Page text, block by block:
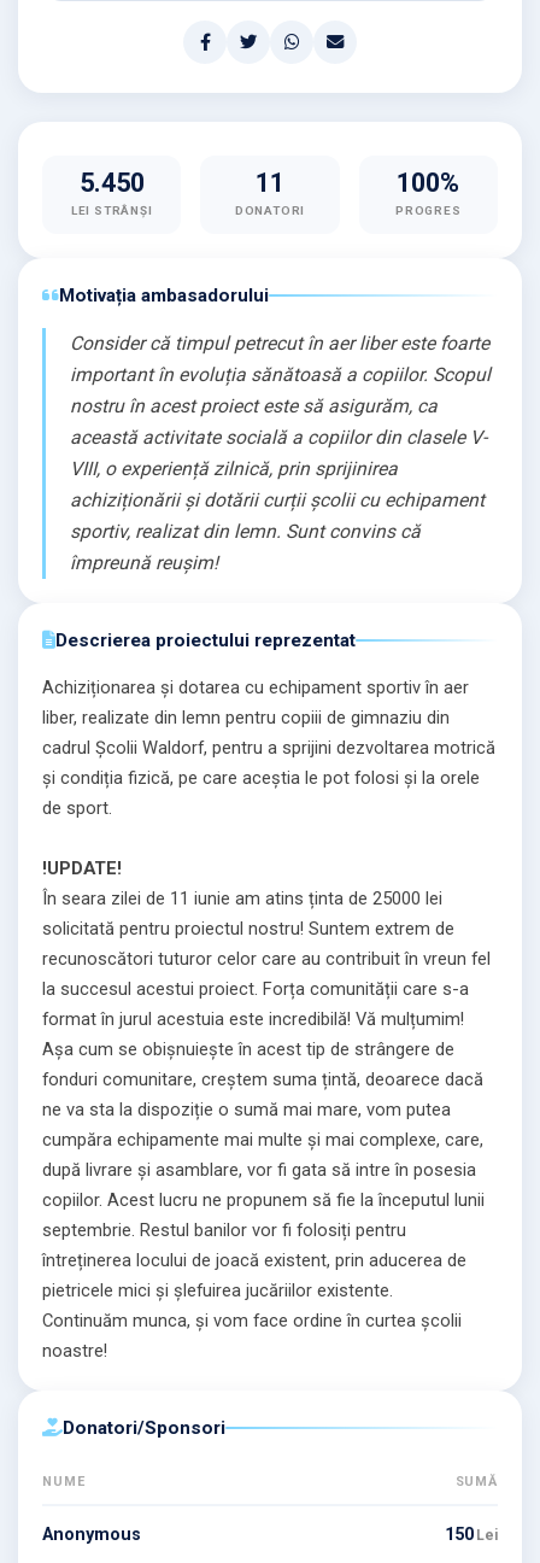
5.450
LEI STRÂNȘI
11
DONATORI
100%
PROGRES
Motivația ambasadorului
Consider că timpul petrecut în aer liber este foarte
important în evoluția sănătoasă a copiilor. Scopul
nostru în acest proiect este să asigurăm, ca
această activitate socială a copiilor din clasele V-
VIII, o experiență zilnică, prin sprijinirea
achiziționării și dotării curții școlii cu echipament
sportiv, realizat din lemn. Sunt convins că
împreună reușim!
Descrierea proiectului reprezentat
Achiziționarea și dotarea cu echipament sportiv în aer
liber, realizate din lemn pentru copiii de gimnaziu din
cadrul Școlii Waldorf, pentru a sprijini dezvoltarea motrică
și condiția fizică, pe care aceștia le pot folosi și la orele
de sport.
!UPDATE!
În seara zilei de 11 iunie am atins ținta de 25000 lei
solicitată pentru proiectul nostru! Suntem extrem de
recunoscători tuturor celor care au contribuit în vreun fel
la succesul acestui proiect. Forța comunității care s-a
format în jurul acestuia este incredibilă! Vă mulțumim!
Așa cum se obișnuiește în acest tip de strângere de
fonduri comunitare, creștem suma țintă, deoarece dacă
ne va sta la dispoziție o sumă mai mare, vom putea
cumpăra echipamente mai multe și mai complexe, care,
după livrare și asamblare, vor fi gata să intre în posesia
copiilor. Acest lucru ne propunem să fie la începutul lunii
septembrie. Restul banilor vor fi folosiți pentru
întreținerea locului de joacă existent, prin aducerea de
pietricele mici și șlefuirea jucăriilor existente.
Continuăm munca, și vom face ordine în curtea școlii
noastre!
⁠Donatori/Sponsori
NUME SUMĂ
Anonymous 150 Lei